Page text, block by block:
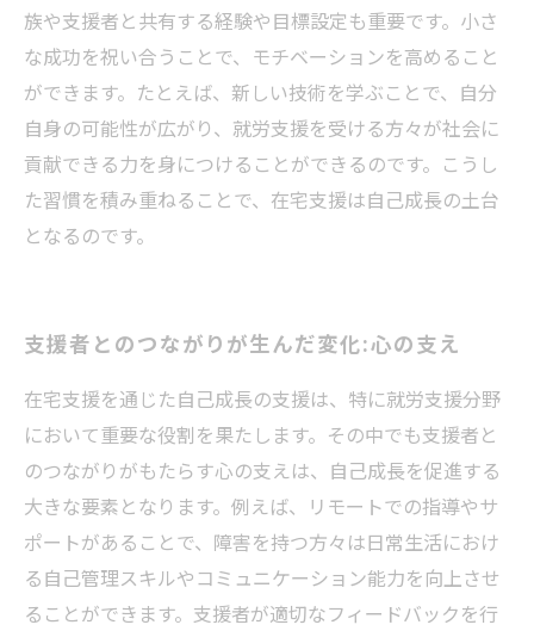
族や支援者と共有する経験や目標設定も重要です。小さ
な成功を祝い合うことで、モチベーションを高めること
ができます。たとえば、新しい技術を学ぶことで、自分
自身の可能性が広がり、就労支援を受ける方々が社会に
貢献できる力を身につけることができるのです。こうし
た習慣を積み重ねることで、在宅支援は自己成長の土台
となるのです。
支援者とのつながりが生んだ変化:心の支え
在宅支援を通じた自己成長の支援は、特に就労支援分野
において重要な役割を果たします。その中でも支援者と
のつながりがもたらす心の支えは、自己成長を促進する
大きな要素となります。例えば、リモートでの指導やサ
ポートがあることで、障害を持つ方々は日常生活におけ
る自己管理スキルやコミュニケーション能力を向上させ
ることができます。支援者が適切なフィードバックを行